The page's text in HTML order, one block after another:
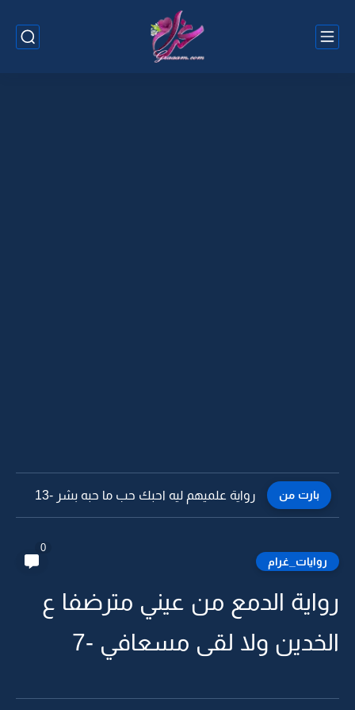
بارت من رواية علميهم ليه احبك حب ما حبه بشر -12
روايات_غرام
0
رواية الدمع من عيني مترضفا ع
الخدين ولا لقى مسعافي -7